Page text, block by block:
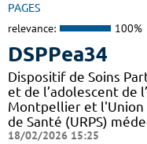
PAGES
relevance: 100%
DSPPea34
Dispositif de Soins
et de l’adolescent de
Montpellier et l'Union
de Santé (URPS)
18/02/2026 15:25